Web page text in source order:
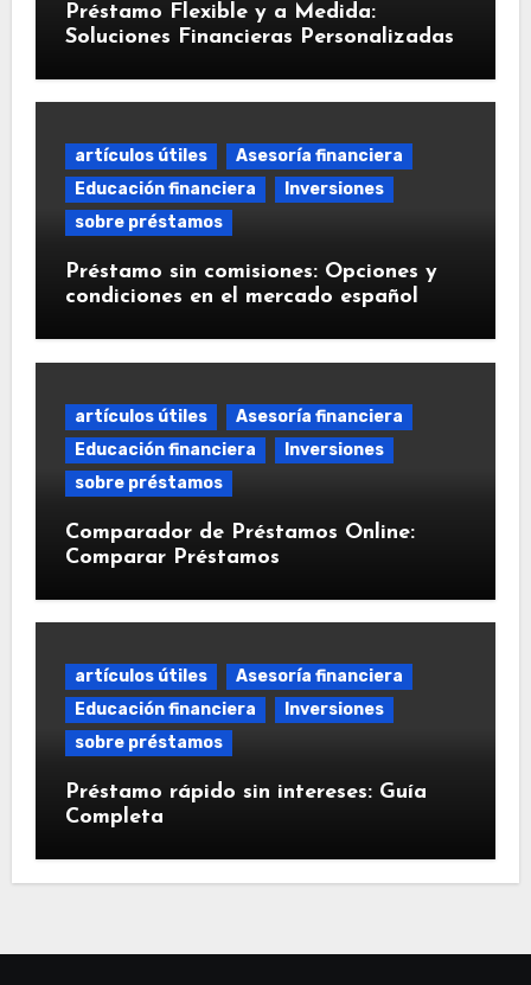
Préstamo Flexible y a Medida:
Soluciones Financieras Personalizadas
artículos útiles
Asesoría financiera
Educación financiera
Inversiones
sobre préstamos
Préstamo sin comisiones: Opciones y
condiciones en el mercado español
artículos útiles
Asesoría financiera
Educación financiera
Inversiones
sobre préstamos
Comparador de Préstamos Online:
Comparar Préstamos
artículos útiles
Asesoría financiera
Educación financiera
Inversiones
sobre préstamos
Préstamo rápido sin intereses: Guía
Completa